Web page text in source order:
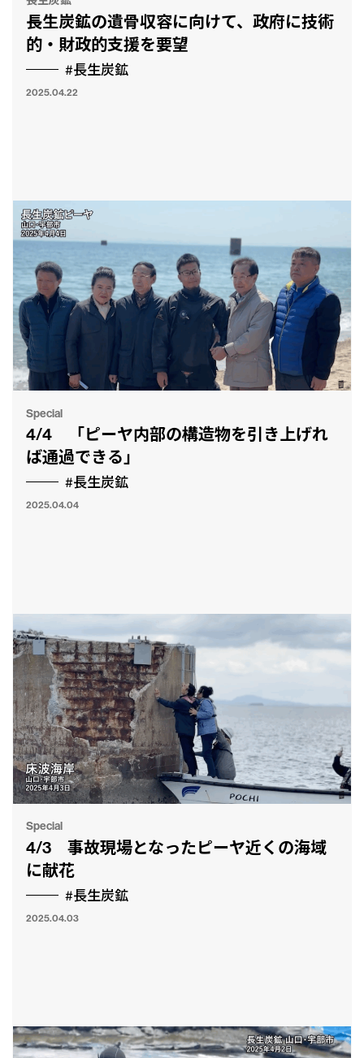
長生炭鉱の遺骨収容に向けて、政府に技術
的・財政的支援を要望
#長生炭鉱
2025.04.22
Special
4/4 「ピーヤ内部の構造物を引き上げれ
ば通過できる」
#長生炭鉱
2025.04.04
Special
4/3 事故現場となったピーヤ近くの海域
に献花
#長生炭鉱
2025.04.03